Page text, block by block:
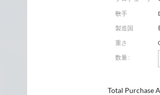
ー
歌手
製造国
重さ
数量 :
Total Purchase